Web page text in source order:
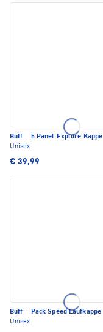
Buff · 5 Panel Explore Kappe
Unisex
€ 39,99
Buff · Pack Speed Laufkappe
Unisex